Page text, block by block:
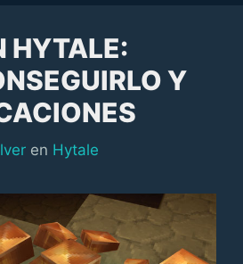
HYTALE:
Y
en Categorías
Hytale